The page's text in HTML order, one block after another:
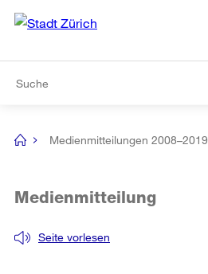
Navigation
[no
Medienmitteilungen 2008–2019
Seite vorlesen
Medienmitteilung